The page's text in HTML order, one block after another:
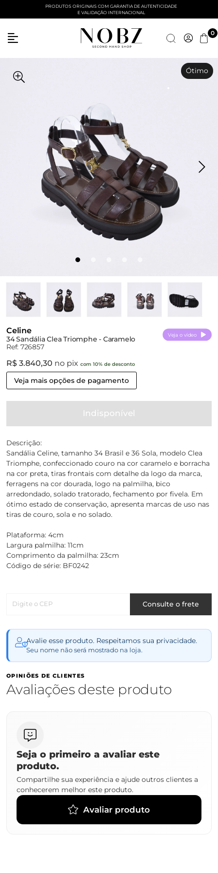
PRODUTOS ORIGINAIS COM GARANTIA DE AUTENTICIDADE
E VALIDAÇÃO INTERNACIONAL
0
Ótimo
Celine
34 Sandália Clea Triomphe - Caramelo
Ref: 726857
Veja o vídeo
R$ 3.840,30 no pix com 10% de desconto
Veja mais opções de pagamento
Indisponível
Descrição:
Sandália Celine, tamanho 34 Brasil e 36 Sola, modelo Clea
Triomphe, confeccionado couro na cor caramelo e borracha
na cor preta, tiras frontais com detalhe da logo da marca,
ferragens na cor dourada, logo na palmilha, bico
arredondado, solado tratorado, fechamento por fivela. Em
ótimo estado de conservação, apresenta marcas de uso nas
tiras de couro, sola e no solado.
Plataforma: 4cm
Largura palmilha: 11cm
Comprimento da palmilha: 23cm
Código de série: BF0242
Digite o CEP Consulte o frete
Avalie esse produto. Respeitamos sua privacidade.
Seu nome não será mostrado na loja.
OPINIÕES DE CLIENTES
Avaliações deste produto
Seja o primeiro a avaliar este
produto.
Compartilhe sua experiência e ajude outros clientes a
conhecerem melhor este produto.
Avaliar produto